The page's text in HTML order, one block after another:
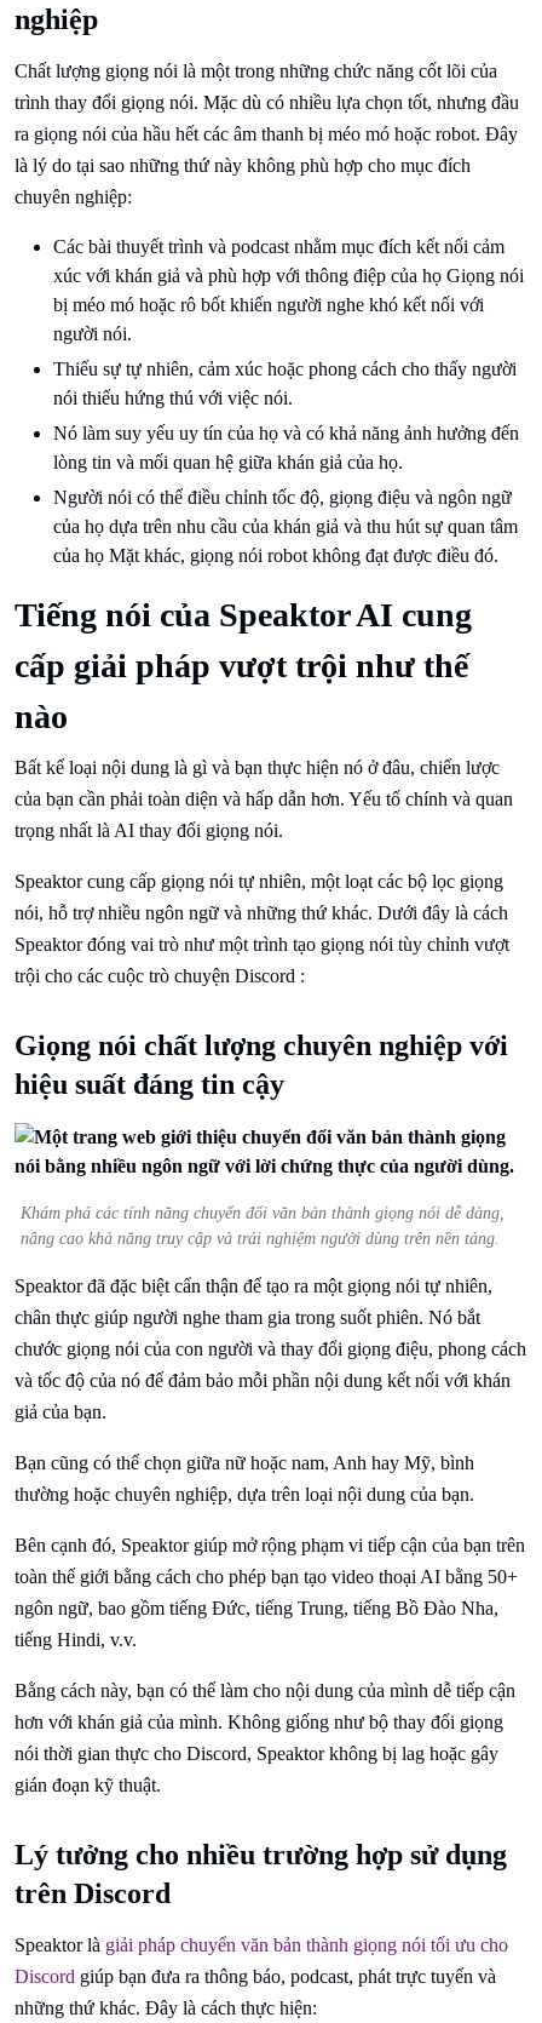
nghiệp
Chất lượng giọng nói là một trong những chức năng cốt lõi của
trình thay đổi giọng nói. Mặc dù có nhiều lựa chọn tốt, nhưng đầu
ra giọng nói của hầu hết các âm thanh bị méo mó hoặc robot. Đây
là lý do tại sao những thứ này không phù hợp cho mục đích
chuyên nghiệp:
Các bài thuyết trình và podcast nhằm mục đích kết nối cảm
xúc với khán giả và phù hợp với thông điệp của họ Giọng nói
bị méo mó hoặc rô bốt khiến người nghe khó kết nối với
người nói.
Thiếu sự tự nhiên, cảm xúc hoặc phong cách cho thấy người
nói thiếu hứng thú với việc nói.
Nó làm suy yếu uy tín của họ và có khả năng ảnh hưởng đến
lòng tin và mối quan hệ giữa khán giả của họ.
Người nói có thể điều chỉnh tốc độ, giọng điệu và ngôn ngữ
của họ dựa trên nhu cầu của khán giả và thu hút sự quan tâm
của họ Mặt khác, giọng nói robot không đạt được điều đó.
Tiếng nói của Speaktor AI cung
cấp giải pháp vượt trội như thế
nào
Bất kể loại nội dung là gì và bạn thực hiện nó ở đâu, chiến lược
của bạn cần phải toàn diện và hấp dẫn hơn. Yếu tố chính và quan
trọng nhất là AI thay đổi giọng nói.
Speaktor cung cấp giọng nói tự nhiên, một loạt các bộ lọc giọng
nói, hỗ trợ nhiều ngôn ngữ và những thứ khác. Dưới đây là cách
Speaktor đóng vai trò như một trình tạo giọng nói tùy chỉnh vượt
trội cho các cuộc trò chuyện Discord :
Giọng nói chất lượng chuyên nghiệp với
hiệu suất đáng tin cậy
Khám phá các tính năng chuyển đổi văn bản thành giọng nói dễ dàng,
nâng cao khả năng truy cập và trải nghiệm người dùng trên nền tảng.
Speaktor đã đặc biệt cẩn thận để tạo ra một giọng nói tự nhiên,
chân thực giúp người nghe tham gia trong suốt phiên. Nó bắt
chước giọng nói của con người và thay đổi giọng điệu, phong cách
và tốc độ của nó để đảm bảo mỗi phần nội dung kết nối với khán
giả của bạn.
Bạn cũng có thể chọn giữa nữ hoặc nam, Anh hay Mỹ, bình
thường hoặc chuyên nghiệp, dựa trên loại nội dung của bạn.
Bên cạnh đó, Speaktor giúp mở rộng phạm vi tiếp cận của bạn trên
toàn thế giới bằng cách cho phép bạn tạo video thoại AI bằng 50+
ngôn ngữ, bao gồm tiếng Đức, tiếng Trung, tiếng Bồ Đào Nha,
tiếng Hindi, v.v.
Bằng cách này, bạn có thể làm cho nội dung của mình dễ tiếp cận
hơn với khán giả của mình. Không giống như bộ thay đổi giọng
nói thời gian thực cho Discord, Speaktor không bị lag hoặc gây
gián đoạn kỹ thuật.
Lý tưởng cho nhiều trường hợp sử dụng
trên Discord
Speaktor là giải pháp chuyển văn bản thành giọng nói tối ưu cho
Discord giúp bạn đưa ra thông báo, podcast, phát trực tuyến và
những thứ khác. Đây là cách thực hiện: